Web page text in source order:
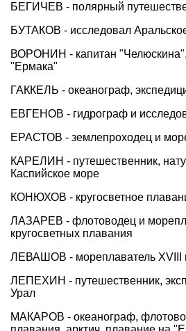
БЕГИЧЕВ - полярный
БУТАКОВ - исследовал
ВОРОНИН - капитан
"Ермака"
ГАККЕЛЬ - океанограф,
ЕВГЕНОВ - гидрограф и
ЕРАСТОВ - землепроходец и
КАРЕЛИН - путешественник,
Каспийское море
КОНЮХОВ - кругосветное
ЛАЗАРЕВ - флотоводец и
кругосветных плавания
ЛЕВАШОВ - мореплаватель XVIII
ЛЕПЕХИН - путешественник,
Урал
МАКАРОВ - океанограф,